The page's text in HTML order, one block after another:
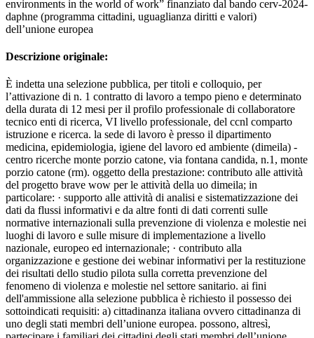
environments in the world of work” finanziato dal bando cerv-2024-
daphne (programma cittadini, uguaglianza diritti e valori)
dell’unione europea
Descrizione originale:
È indetta una selezione pubblica, per titoli e colloquio, per
l’attivazione di n. 1 contratto di lavoro a tempo pieno e determinato
della durata di 12 mesi per il profilo professionale di collaboratore
tecnico enti di ricerca, VI livello professionale, del ccnl comparto
istruzione e ricerca. la sede di lavoro è presso il dipartimento
medicina, epidemiologia, igiene del lavoro ed ambiente (dimeila) -
centro ricerche monte porzio catone, via fontana candida, n.1, monte
porzio catone (rm). oggetto della prestazione: contributo alle attività
del progetto brave wow per le attività della uo dimeila; in
particolare: · supporto alle attività di analisi e sistematizzazione dei
dati da flussi informativi e da altre fonti di dati correnti sulle
normative internazionali sulla prevenzione di violenza e molestie nei
luoghi di lavoro e sulle misure di implementazione a livello
nazionale, europeo ed internazionale; · contributo alla
organizzazione e gestione dei webinar informativi per la restituzione
dei risultati dello studio pilota sulla corretta prevenzione del
fenomeno di violenza e molestie nel settore sanitario. ai fini
dell'ammissione alla selezione pubblica è richiesto il possesso dei
sottoindicati requisiti: a) cittadinanza italiana ovvero cittadinanza di
uno degli stati membri dell’unione europea. possono, altresì,